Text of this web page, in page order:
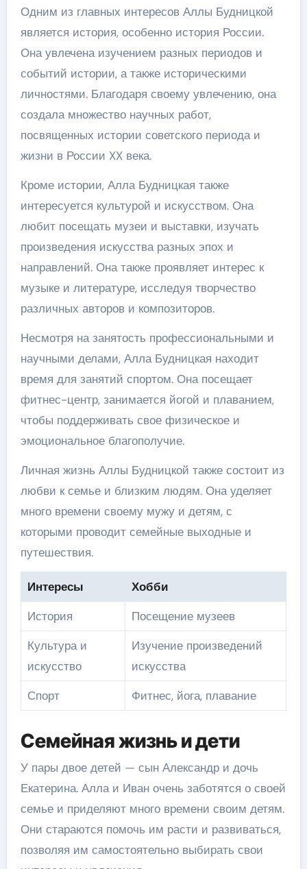
Одним из главных интересов Аллы Будницкой
является история, особенно история России.
Она увлечена изучением разных периодов и
событий истории, а также историческими
личностями. Благодаря своему увлечению, она
создала множество научных работ,
посвященных истории советского периода и
жизни в России XX века.
Кроме истории, Алла Будницкая также
интересуется культурой и искусством. Она
любит посещать музеи и выставки, изучать
произведения искусства разных эпох и
направлений. Она также проявляет интерес к
музыке и литературе, исследуя творчество
различных авторов и композиторов.
Несмотря на занятость профессиональными и
научными делами, Алла Будницкая находит
время для занятий спортом. Она посещает
фитнес-центр, занимается йогой и плаванием,
чтобы поддерживать свое физическое и
эмоциональное благополучие.
Личная жизнь Аллы Будницкой также состоит из
любви к семье и близким людям. Она уделяет
много времени своему мужу и детям, с
которыми проводит семейные выходные и
путешествия.
Интересы
Хобби
История
Посещение музеев
Культура и
искусство
Изучение произведений
искусства
Спорт
Фитнес, йога, плавание
Семейная жизнь и дети
У пары двое детей — сын Александр и дочь
Екатерина. Алла и Иван очень заботятся о своей
семье и приделяют много времени своим детям.
Они стараются помочь им расти и развиваться,
позволяя им самостоятельно выбирать свои